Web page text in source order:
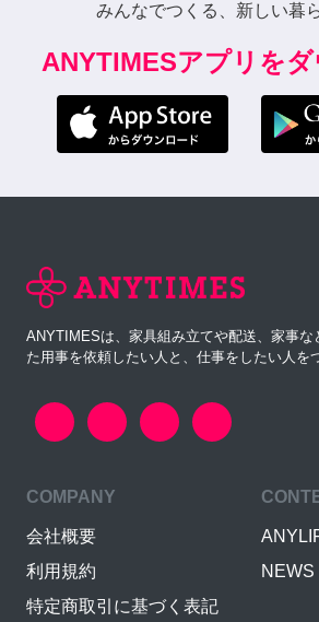
みんなでつくる、新しい暮
ANYTIMESアプリを
ANYTIMESは、家具組み立てや配送、家事な
た用事を依頼したい人と、仕事をしたい人を
COMPANY
会社概要
利用規約
特定商取引に基づく表記
NEWS